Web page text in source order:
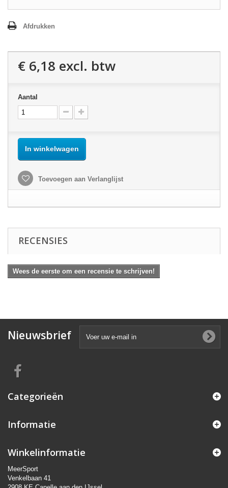
Afdrukken
€ 6,18 excl. btw
Aantal
In winkelwagen
Toevoegen aan Verlanglijst
RECENSIES
Wees de eerste om een recensie te schrijven!
Nieuwsbrief
Categorieën
Informatie
Winkelinformatie
MeerSport
Venkelbaan 41